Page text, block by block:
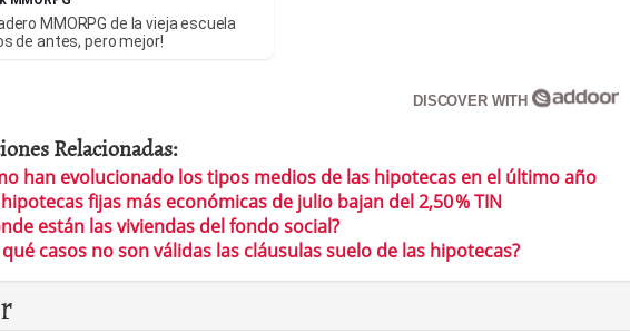
MMORPG de la vieja escuela
de antes, pero mejor!
DISCOVER WITH
Relacionadas:
han evolucionado los tipos medios de las hipotecas en el último año
fijas más económicas de julio bajan del 2,50 % TIN
están las viviendas del fondo social?
qué casos no son válidas las cláusulas suelo de las hipotecas?